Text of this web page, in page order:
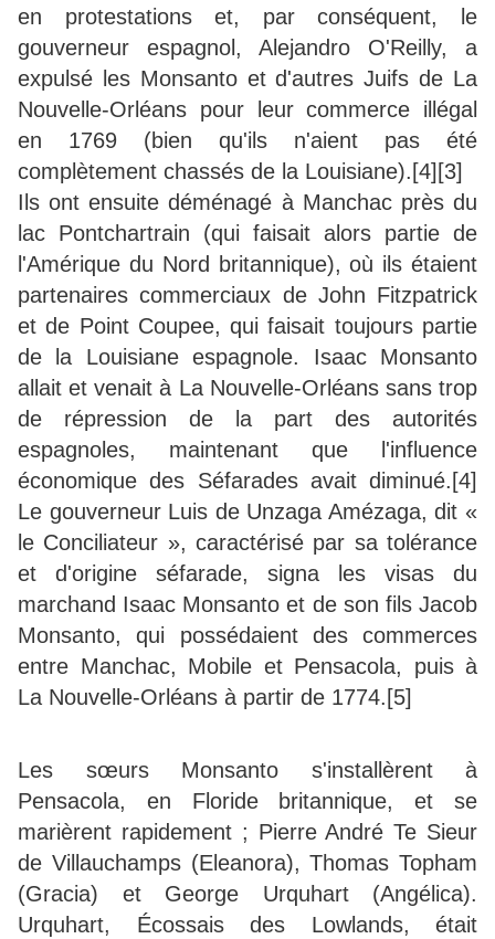
en protestations et, par conséquent, le
gouverneur espagnol, Alejandro O'Reilly, a
expulsé les Monsanto et d'autres Juifs de La
Nouvelle-Orléans pour leur commerce illégal
en 1769 (bien qu'ils n'aient pas été
complètement chassés de la Louisiane).[4][3]
Ils ont ensuite déménagé à Manchac près du
lac Pontchartrain (qui faisait alors partie de
l'Amérique du Nord britannique), où ils étaient
partenaires commerciaux de John Fitzpatrick
et de Point Coupee, qui faisait toujours partie
de la Louisiane espagnole. Isaac Monsanto
allait et venait à La Nouvelle-Orléans sans trop
de répression de la part des autorités
espagnoles, maintenant que l'influence
économique des Séfarades avait diminué.[4]
Le gouverneur Luis de Unzaga Amézaga, dit «
le Conciliateur », caractérisé par sa tolérance
et d'origine séfarade, signa les visas du
marchand Isaac Monsanto et de son fils Jacob
Monsanto, qui possédaient des commerces
entre Manchac, Mobile et Pensacola, puis à
La Nouvelle-Orléans à partir de 1774.[5]
Les sœurs Monsanto s'installèrent à
Pensacola, en Floride britannique, et se
marièrent rapidement ; Pierre André Te Sieur
de Villauchamps (Eleanora), Thomas Topham
(Gracia) et George Urquhart (Angélica).
Urquhart, Écossais des Lowlands, était